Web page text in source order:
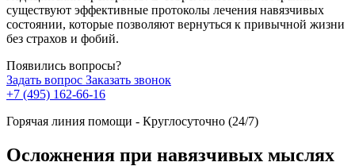
существуют эффективные протоколы лечения навязчивых
состоянии, которые позволяют вернуться к привычной жизни
без страхов и фобий.
Появились вопросы?
Задать вопрос Заказать звонок
+7 (495) 162-66-16
Горячая линия помощи - Круглосуточно (24/7)
Осложнения при навязчивых мыслях